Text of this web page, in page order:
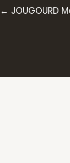
Posts
← JOUGOURD